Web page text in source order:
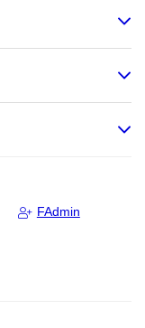
FAdmin